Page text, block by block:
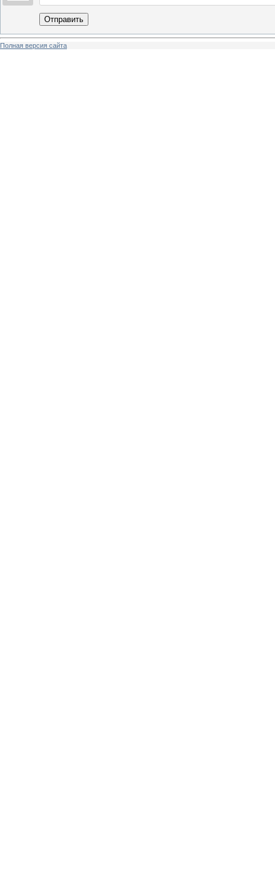
Отправить
Полная версия сайта